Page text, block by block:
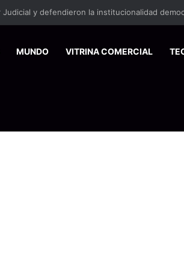
MUNDO VITRINA COMERCIAL